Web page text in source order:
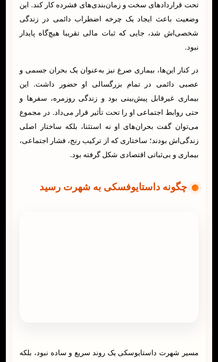
تحت قراردادهای سخت و زمان‌بندی‌های فشرده کار کند. این
وضعیت باعث ایجاد یک چرخه اضطراب دائمی در زندگی
شخصی‌اش شد، جایی که ثبات مالی تقریبا هیچ‌گاه پایدار
نبود.
در کنار این‌ها، بیماری صرع نیز به‌عنوان یک بحران جسمی و
عصبی دائمی در تمام بزرگسالی او حضور داشت. این
بیماری غیرقابل پیش‌بینی بود و زندگی روزمره، سفرها و
حتی روابط اجتماعی او را تحت تأثیر قرار می‌داد. در مجموع
می‌توان گفت بحران‌های او نه استثنا، بلکه ساختار اصلی
زندگی‌اش بودند؛ ساختاری که از ترکیب رنج، فشار اجتماعی،
بیماری و بی‌ثباتی اقتصادی شکل گرفته بود.
چگونه داستایوفسکی به شهرت رسید
مسیر شهرت داستایوسکی یک روند سریع و ساده نبود، بلکه